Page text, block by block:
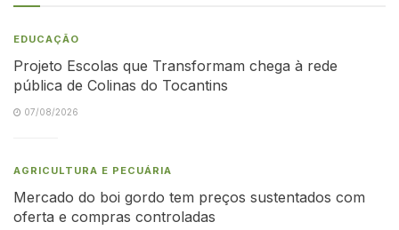
EDUCAÇÃO
Projeto Escolas que Transformam chega à rede
pública de Colinas do Tocantins
07/08/2026
AGRICULTURA E PECUÁRIA
Mercado do boi gordo tem preços sustentados com
oferta e compras controladas